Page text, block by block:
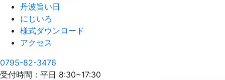
丹波旨い日
にじいろ
様式ダウンロード
アクセス
0795-82-3476
受付時間：平日 8:30~17:30